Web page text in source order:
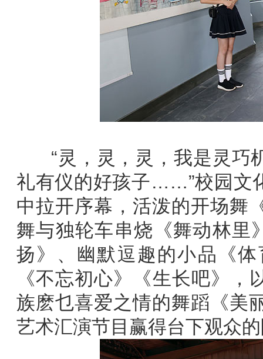
“灵，灵，灵，我是灵巧
礼有仪的好孩子……”校园文
中拉开序幕，活泼的开场舞
舞与独轮车串烧《舞动林里
扬》、幽默逗趣的小品《
《不忘初心》《生长吧》
族麽乜喜爱之情的舞蹈《美
艺术汇演节目赢得台下观众